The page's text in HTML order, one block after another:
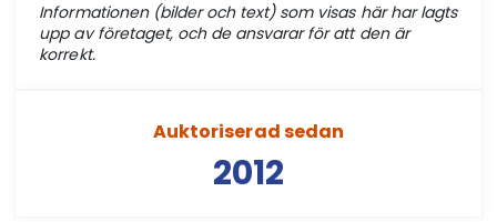
Informationen (bilder och text) som visas här har lagts
upp av företaget, och de ansvarar för att den är
korrekt.
Auktoriserad sedan
2012